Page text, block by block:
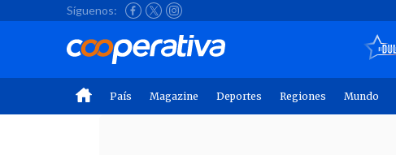
Síguenos:
País Magazine Deportes Regiones Mundo